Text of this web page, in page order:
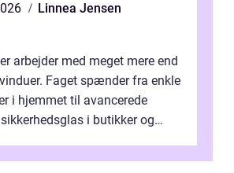
Linnea Jensen
arbejder med meget mere end
Faget spænder fra enkle
i hjemmet til avancerede
i butikker og